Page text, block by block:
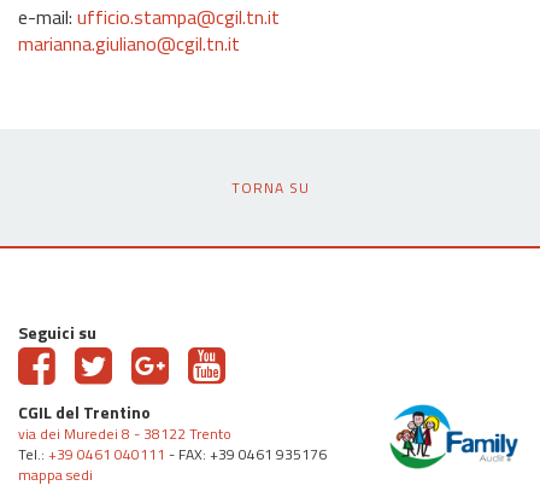
e-mail: ufficio.stampa@cgil.tn.it
marianna.giuliano@cgil.tn.it
TORNA SU
Seguici su
CGIL del Trentino
via dei Muredei 8 - 38122 Trento
Tel.: +39 0461 040111 - FAX: +39 0461 935176
mappa sedi